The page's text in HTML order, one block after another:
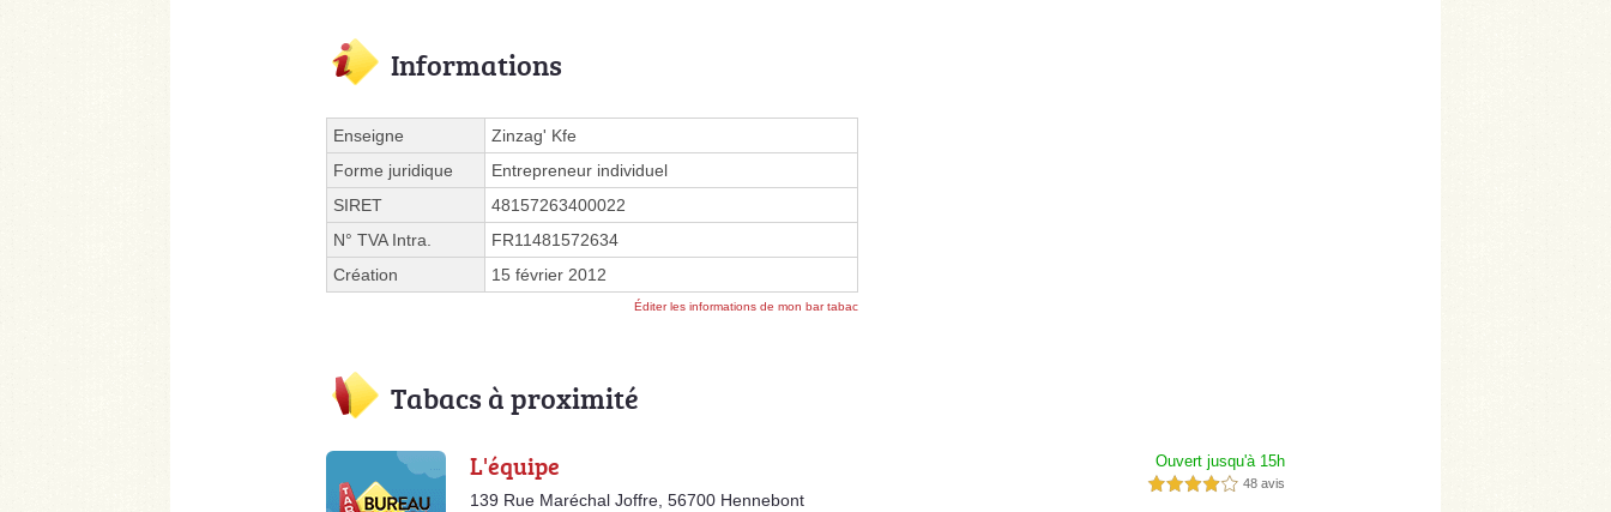
Informations
Enseigne
Zinzag' Kfe
Forme juridique
Entrepreneur individuel
SIRET
48157263400022
N° TVA Intra.
FR11481572634
Création
15 février 2012
Éditer les informations de mon bar tabac
Tabacs à proximité
L'équipe
139 Rue Maréchal Joffre, 56700 Hennebont
Ouvert jusqu'à 15h
4,0 étoiles sur 5 48 avis